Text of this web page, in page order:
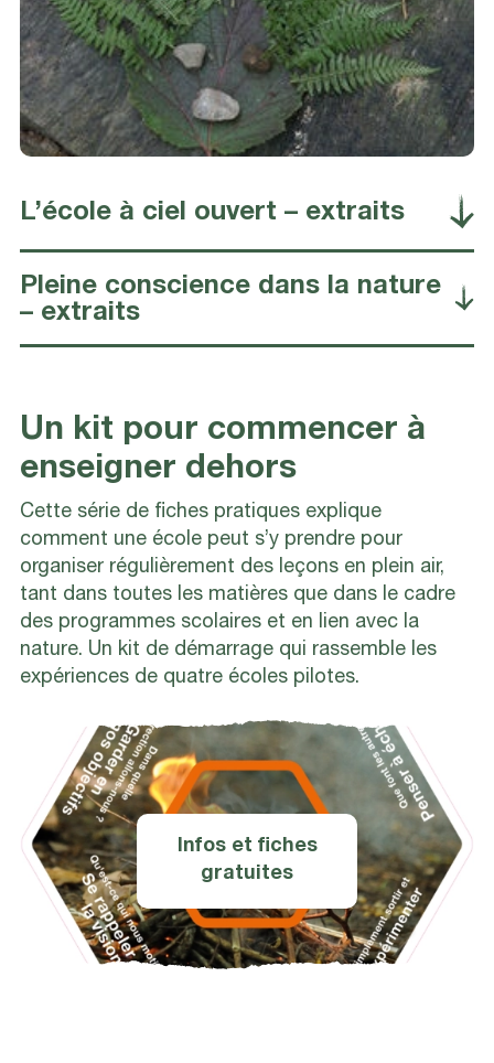
L’école à ciel ouvert – extraits
Pleine conscience dans la nature
– extraits
Un kit pour commencer à
enseigner dehors
Cette série de fiches pratiques explique
comment une école peut s’y prendre pour
organiser régulièrement des leçons en plein air,
tant dans toutes les matières que dans le cadre
des programmes scolaires et en lien avec la
nature. Un kit de démarrage qui rassemble les
expériences de quatre écoles pilotes.
Infos et fiches
gratuites